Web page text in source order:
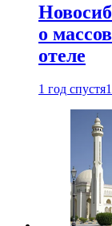
о
отеле
1 год спустя